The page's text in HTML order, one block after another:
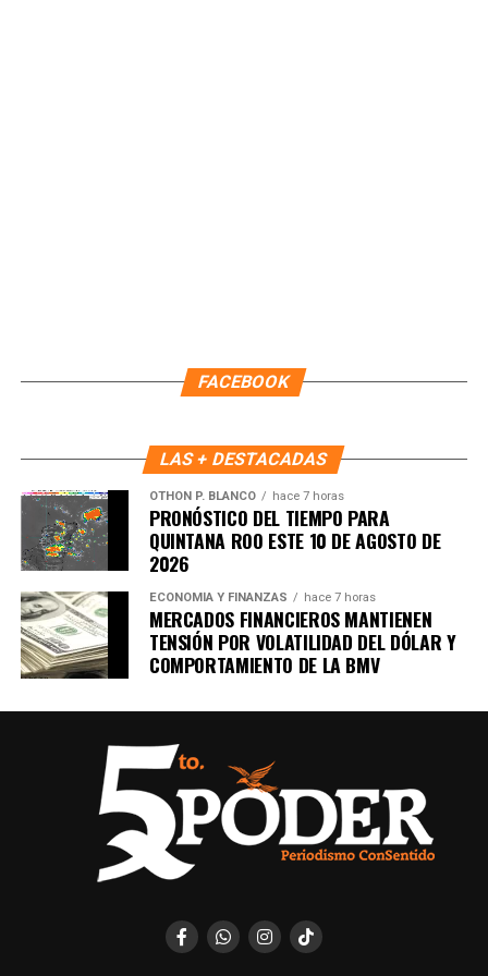
FACEBOOK
LAS + DESTACADAS
OTHON P. BLANCO hace 7 horas
PRONÓSTICO DEL TIEMPO PARA
QUINTANA ROO ESTE 10 DE AGOSTO DE
2026
ECONOMÍA Y FINANZAS hace 7 horas
MERCADOS FINANCIEROS MANTIENEN
TENSIÓN POR VOLATILIDAD DEL DÓLAR Y
COMPORTAMIENTO DE LA BMV